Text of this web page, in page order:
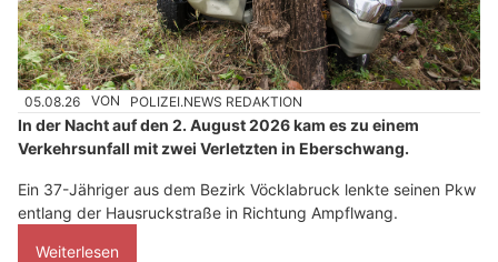
05.08.26 VON POLIZEI.NEWS REDAKTION
In der Nacht auf den 2. August 2026 kam es zu einem
Verkehrsunfall mit zwei Verletzten in Eberschwang.
Ein 37-Jähriger aus dem Bezirk Vöcklabruck lenkte seinen Pkw
entlang der Hausruckstraße in Richtung Ampflwang.
Weiterlesen